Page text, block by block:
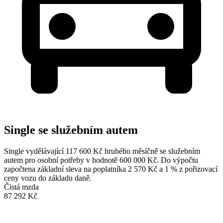
Single se služebním autem
Single vydělávající 117 600 Kč hrubého měsíčně se služebním
autem pro osobní potřeby v hodnotě 600 000 Kč. Do výpočtu
započtena základní sleva na poplatníka 2 570 Kč a 1 % z pořizovací
ceny vozu do základu daně.
Čistá mzda
87 292 Kč